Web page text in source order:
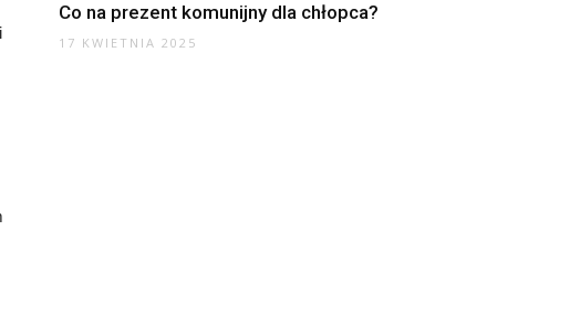
Co na prezent komunijny dla chłopca?
17 KWIETNIA 2025